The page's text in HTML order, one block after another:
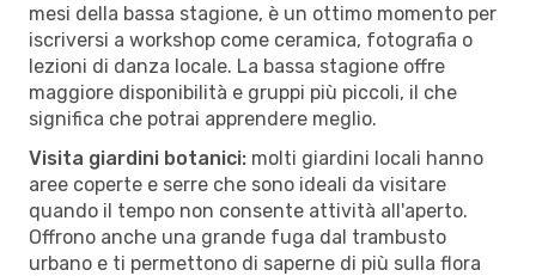
mesi della bassa stagione, è un ottimo momento per
iscriversi a workshop come ceramica, fotografia o
lezioni di danza locale. La bassa stagione offre
maggiore disponibilità e gruppi più piccoli, il che
significa che potrai apprendere meglio.
Visita giardini botanici: molti giardini locali hanno
aree coperte e serre che sono ideali da visitare
quando il tempo non consente attività all'aperto.
Offrono anche una grande fuga dal trambusto
urbano e ti permettono di saperne di più sulla flora